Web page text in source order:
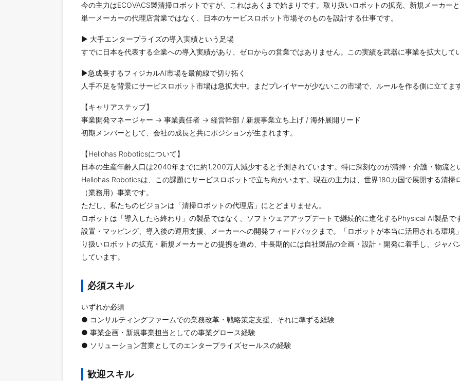
今の主力はECOVACS製清掃ロボットですが、これはあくまで始まりです。取り扱いロボットの拡充、新規メーカー
単一メーカーの代理店営業ではなく、日本のサービスロボット市場そのものを設計する仕事です。
▶ 大手エンタープライズの導入実績という足場
すでに日本を代表する企業への導入実績があり、ゼロからの営業ではありません。この実績を武器に事業を拡大して
▶急成長するフィジカルAI市場を最前線で切り拓く
人手不足を背景にサービスロボット市場は急拡大中。まだプレイヤーが少ないこの市場で、ルールを作る側に立てます
【キャリアステップ】
事業開発マネージャー → 事業責任者 → 経営幹部 / 新規事業立ち上げ / 海外展開リード
初期メンバーとして、会社の成長と共にポジションが生まれます。
【Hellohas Roboticsについて】
日本の生産年齢人口は2040年までに約1,200万人減少すると予測されています。特に深刻なのが清掃・介護・物流と
Hellohas Roboticsは、この課題にサービスロボットで立ち向かいます。現在の主力は、世界180カ国で展開する清掃
（業務用）事業です。
ただし、私たちのビジョンは「清掃ロボットの代理店」にとどまりません。
ロボットは「導入したら終わり」の製品ではなく、ソフトウェアアップデートで継続的に進化するPhysical AI製品
設置・マッピング、導入後の運用支援、メーカーへの開発フィードバックまで。「ロボットが本当に活用される環境
り扱いロボットの拡充・新規メーカーとの提携を進め、中長期的には自社製品の企画・設計・開発に着手し、ジャ
しています。
必須スキル
いずれか必須
● コンサルティングファームでの業務改革・戦略策定支援、それに準ずる経験
● 事業企画・新規事業担当としての事業グロース経験
● ソリューション営業としてのエンタープライズセールスの経験
歓迎スキル